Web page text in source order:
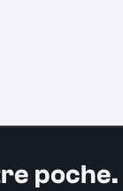
poche.